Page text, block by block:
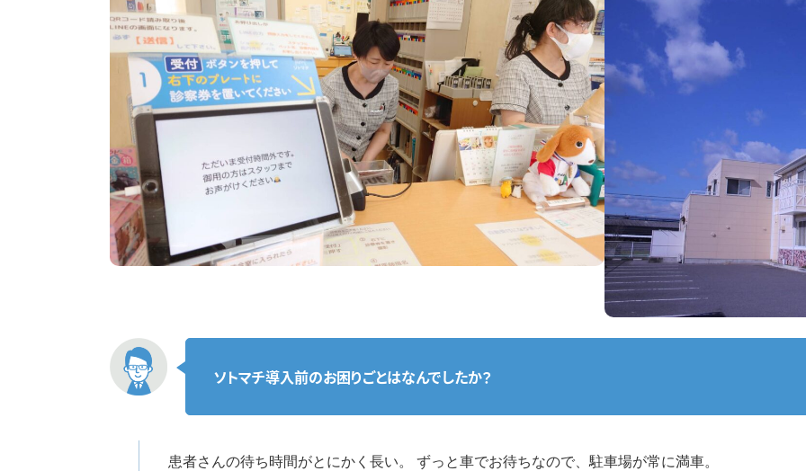
ソトマチ導入前のお困りごとはなんでしたか？
患者さんの待ち時間がとにかく長い。 ずっと車でお待ちなので、駐車場が常に満車。